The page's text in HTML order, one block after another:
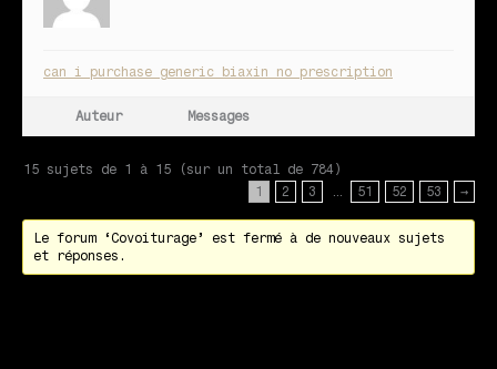
can i purchase generic biaxin no prescription
Auteur Messages
15 sujets de 1 à 15 (sur un total de 784)
1
2 3 … 51 52 53 →
Le forum ‘Covoiturage’ est fermé à de nouveaux sujets
et réponses.